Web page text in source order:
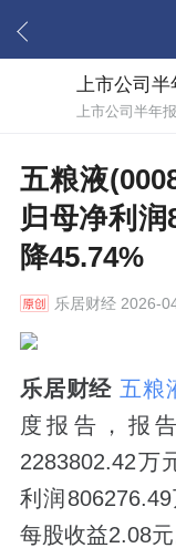
上市公司
五粮液
归母净利
降45.74%
乐居财经2026-
乐居财经 五粮
度报告，报
2283802.42万
利润
每股收益2.08元